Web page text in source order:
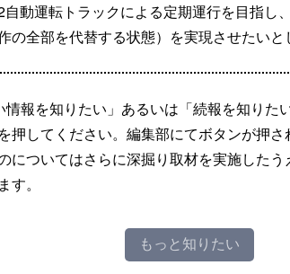
自動運転トラックによる定期運行を目指し
の全部を代替する状態）を実現させたいと
情報を知りたい」あるいは「続報を知りた
押してください。編集部にてボタンが押さ
についてはさらに深掘り取材を実施した
す。
もっと知りたい